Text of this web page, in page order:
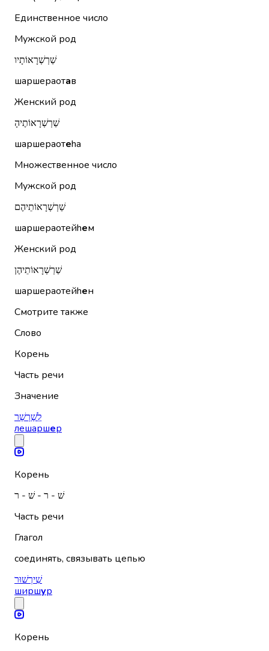
Единственное число
Мужской род
שַׁרְשְׁרָאוֹתָיו
шаршераотав
Женский род
שַׁרְשְׁרָאוֹתֶיהָ
шаршераотеhа
Множественное число
Мужской род
שַׁרְשְׁרָאוֹתֵיהֶם
шаршераотейhем
Женский род
שַׁרְשְׁרָאוֹתֵיהֶן
шаршераотейhен
Смотрите также
Слово
Корень
Часть речи
Значение
לְשַׁרְשֵׁר
лешаршер
Корень
שׁ - ר - שׁ - ר
Часть речи
Глагол
соединять, связывать цепью
שִׁירְשׁוּר
ширшур
Корень